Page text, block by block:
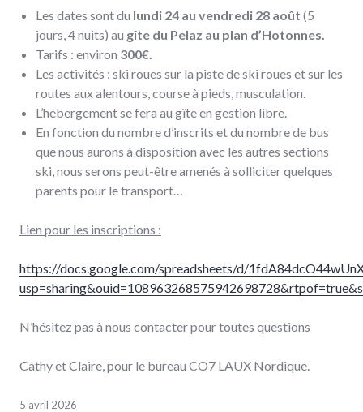
Les dates sont du lundi 24 au vendredi 28 août (5
jours, 4 nuits) au gîte du Pelaz au plan d’Hotonnes.
Tarifs : environ 300€.
Les activités : ski roues sur la piste de ski roues et sur les
routes aux alentours, course à pieds, musculation.
L’hébergement se fera au gîte en gestion libre.
En fonction du nombre d’inscrits et du nombre de bus
que nous aurons à disposition avec les autres sections
ski, nous serons peut-être amenés à solliciter quelques
parents pour le transport…
Lien pour les inscriptions :
https://docs.google.com/spreadsheets/d/
N’hésitez pas à nous contacter pour toutes questions
Cathy et Claire, pour le bureau CO7 LAUX Nordique.
5 avril 2026